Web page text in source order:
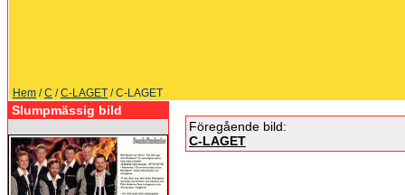
Hem /C /C-LAGET / C-LAGET
Slumpmässig bild
Föregående bild:
C-LAGET